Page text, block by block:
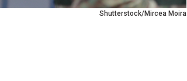
Shutterstock/Mircea Moira